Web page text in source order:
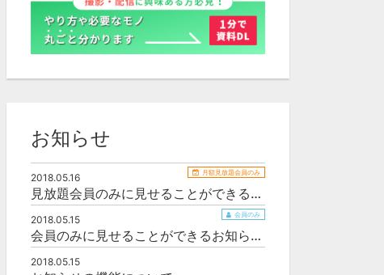
お知らせ
2018.05.16 月額見放題会員のみ
見放題会員のみに見せることができるお知らせサンプル
2018.05.15 会員のみ
会員のみに見せることができるお知らせサンプル
2018.05.15